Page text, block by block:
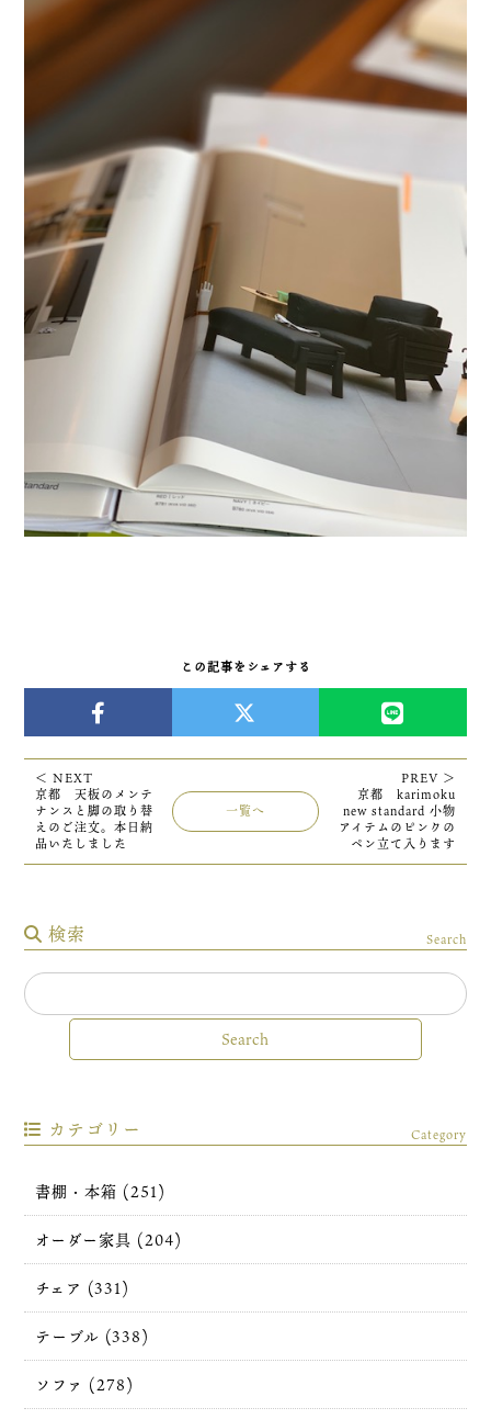
この記事をシェアする
＜ NEXT
京都 天板のメンテ
ナンスと脚の取り替
えのご注文。本日納
品いたしました
一覧へ
PREV ＞
京都 karimoku
new standard 小物
アイテムのピンクの
ペン立て入ります
検索 Search
カテゴリー Category
書棚・本箱 (251)
オーダー家具 (204)
チェア (331)
テーブル (338)
ソファ (278)